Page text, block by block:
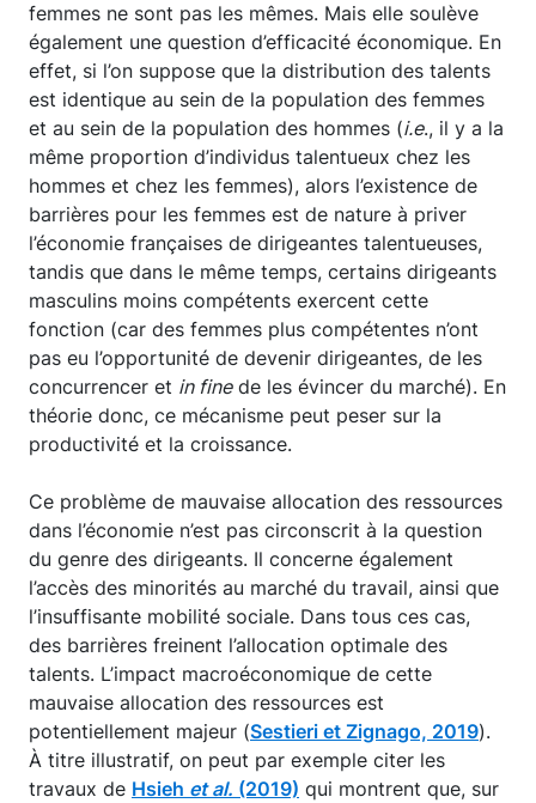
femmes ne sont pas les mêmes. Mais elle soulève
également une question d’efficacité économique. En
effet, si l’on suppose que la distribution des talents
est identique au sein de la population des femmes
et au sein de la population des hommes (i.e., il y a la
même proportion d’individus talentueux chez les
hommes et chez les femmes), alors l’existence de
barrières pour les femmes est de nature à priver
l’économie françaises de dirigeantes talentueuses,
tandis que dans le même temps, certains dirigeants
masculins moins compétents exercent cette
fonction (car des femmes plus compétentes n’ont
pas eu l’opportunité de devenir dirigeantes, de les
concurrencer et in finede les évincer du marché). En
théorie donc, ce mécanisme peut peser sur la
productivité et la croissance.
Ce problème de mauvaise allocation des ressources
dans l’économie n’est pas circonscrit à la question
du genre des dirigeants. Il concerne également
l’accès des minorités au marché du travail, ainsi que
l’insuffisante mobilité sociale. Dans tous ces cas,
des barrières freinent l’allocation optimale des
talents. L’impact macroéconomique de cette
mauvaise allocation des ressources est
potentiellement majeur (Sestieri et Zignago, 2019).
À titre illustratif, on peut par exemple citer les
travaux de Hsieh et al. (2019) qui montrent que, sur